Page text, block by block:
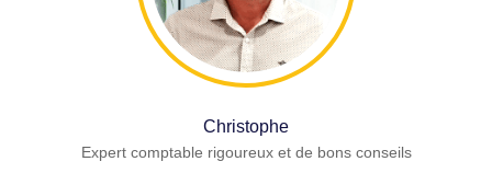
Christophe
Expert comptable rigoureux et de bons conseils